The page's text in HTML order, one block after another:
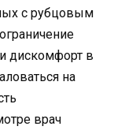
с рубцовым
дискомфорт в
на
врач